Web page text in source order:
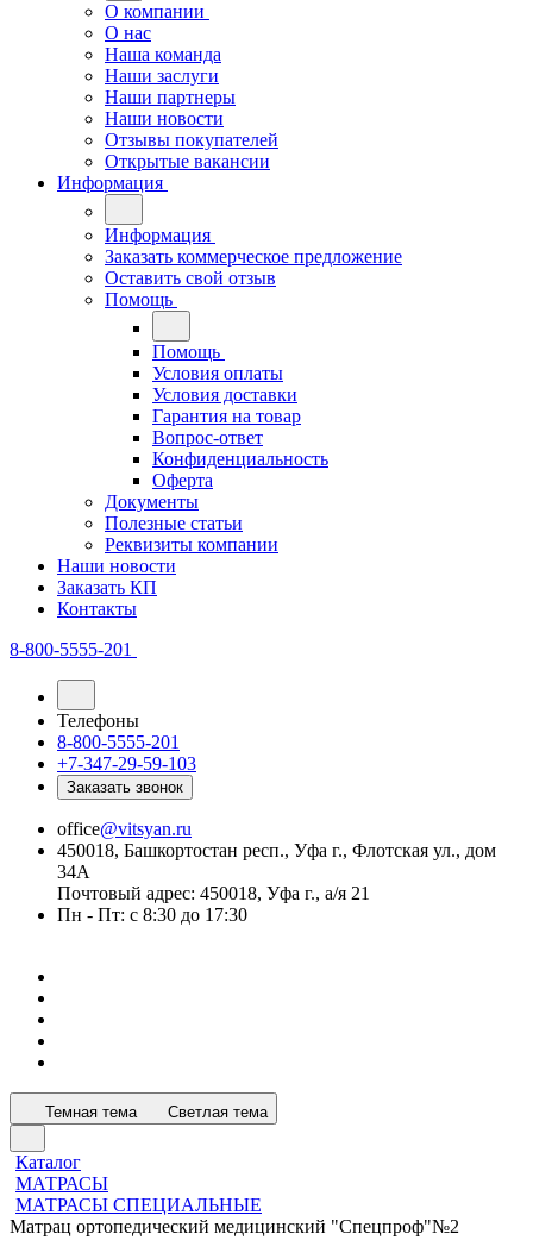
О компании
О нас
Наша команда
Наши заслуги
Наши партнеры
Наши новости
Отзывы покупателей
Открытые вакансии
Информация
Информация
Заказать коммерческое предложение
Оставить свой отзыв
Помощь
Помощь
Условия оплаты
Условия доставки
Гарантия на товар
Вопрос-ответ
Конфиденциальность
Оферта
Документы
Полезные статьи
Реквизиты компании
Наши новости
Заказать КП
Контакты
8-800-5555-201
Телефоны
8-800-5555-201
+7-347-29-59-103
Заказать звонок
office@vitsyan.ru
450018, Башкортостан респ., Уфа г., Флотская ул., дом
34А
Почтовый адрес: 450018, Уфа г., а/я 21
Пн - Пт: с 8:30 до 17:30
Темная тема Светлая тема
Каталог
МАТРАСЫ
МАТРАСЫ СПЕЦИАЛЬНЫЕ
Матрац ортопедический медицинский "Спецпроф"№2